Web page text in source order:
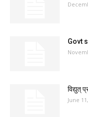
Govt
विद्युत्
June